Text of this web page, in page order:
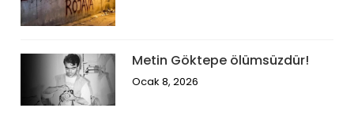
Metin Göktepe ölümsüzdür!
Ocak 8, 2026